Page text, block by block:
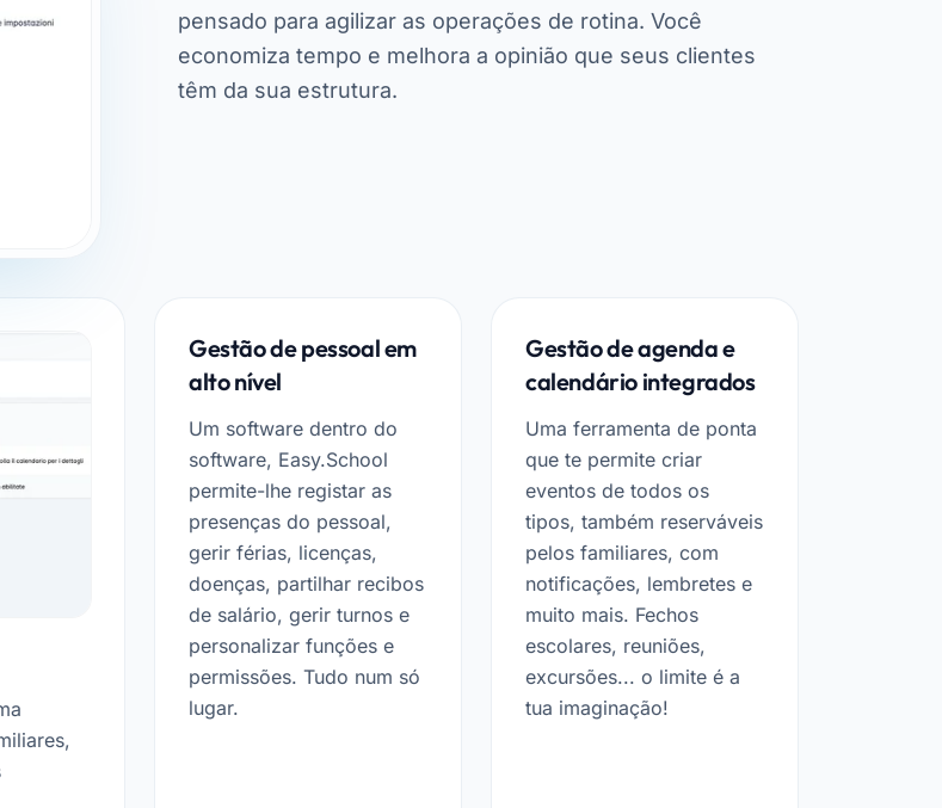
pensado para agilizar as operações de rotina. Você
economiza tempo e melhora a opinião que seus clientes
têm da sua estrutura.
Gestão de pessoal em
alto nível
Um software dentro do
software, Easy.School
permite-lhe registar as
presenças do pessoal,
gerir férias, licenças,
doenças, partilhar recibos
de salário, gerir turnos e
personalizar funções e
permissões. Tudo num só
lugar.
Gestão de agenda e
calendário integrados
Uma ferramenta de ponta
que te permite criar
eventos de todos os
tipos, também reserváveis
pelos familiares, com
notificações, lembretes e
muito mais. Fechos
escolares, reuniões,
excursões... o limite é a
tua imaginação!